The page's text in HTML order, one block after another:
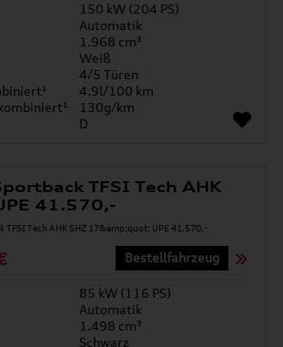
150 kW (204 PS)
Automatik
1.968 cm³
Weiß
4/5 Türen
4.9l/100 km
130g/km
D
TFSI Tech AHK
41.570,-
Bestellfahrzeug
85 kW (116 PS)
Automatik
1.498 cm³
Schwarz